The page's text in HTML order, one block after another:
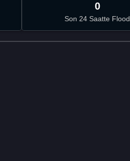
0
Son 24 Saatte Flood